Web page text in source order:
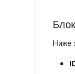
Блок
Ниже